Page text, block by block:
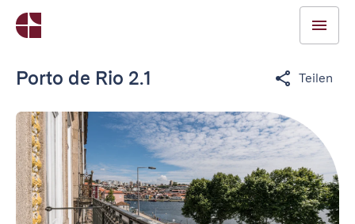
Porto de Rio 2.1 Teilen